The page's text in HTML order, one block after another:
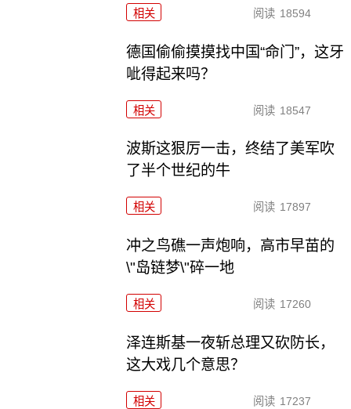
相关 阅读 18594
德国偷偷摸摸找中国“命门”，这牙
呲得起来吗？
相关 阅读 18547
波斯这狠厉一击，终结了美军吹
了半个世纪的牛
相关 阅读 17897
冲之鸟礁一声炮响，高市早苗的
\"岛链梦\"碎一地
相关 阅读 17260
泽连斯基一夜斩总理又砍防长，
这大戏几个意思？
相关 阅读 17237